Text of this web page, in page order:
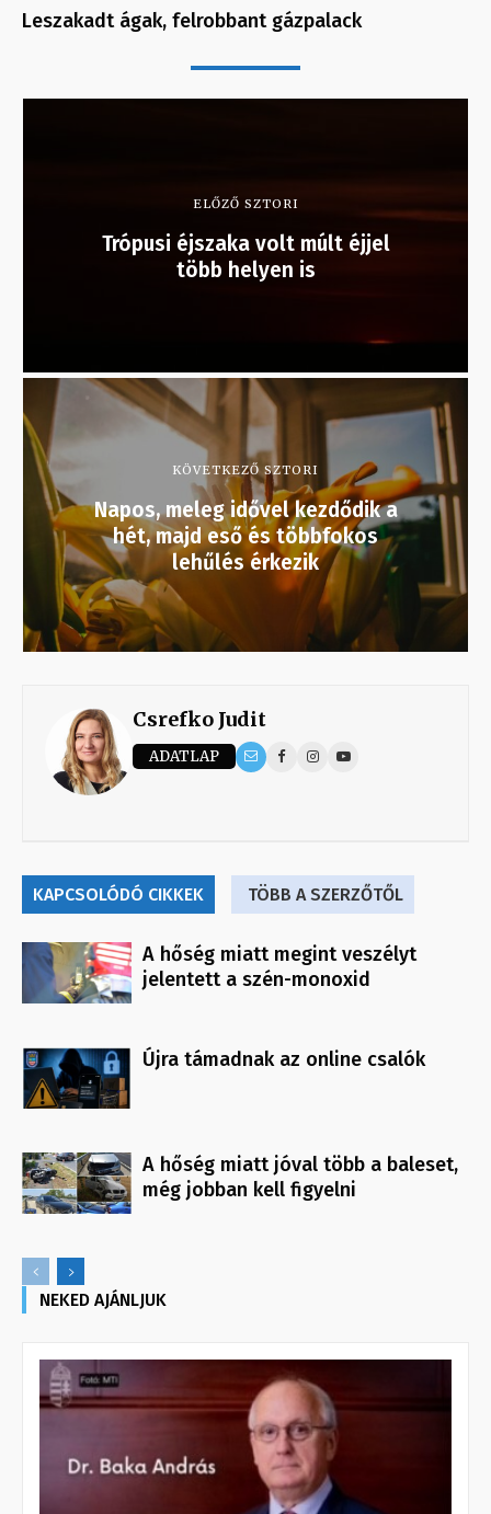
Leszakadt ágak, felrobbant gázpalack
ELŐZŐ SZTORI
Trópusi éjszaka volt múlt éjjel
több helyen is
KÖVETKEZŐ SZTORI
Napos, meleg idővel kezdődik a
hét, majd eső és többfokos
lehűlés érkezik
Csrefko Judit
ADATLAP
KAPCSOLÓDÓ CIKKEK TÖBB A SZERZŐTŐL
A hőség miatt megint veszélyt
jelentett a szén-monoxid
Újra támadnak az online csalók
A hőség miatt jóval több a baleset,
még jobban kell figyelni
NEKED AJÁNLJUK